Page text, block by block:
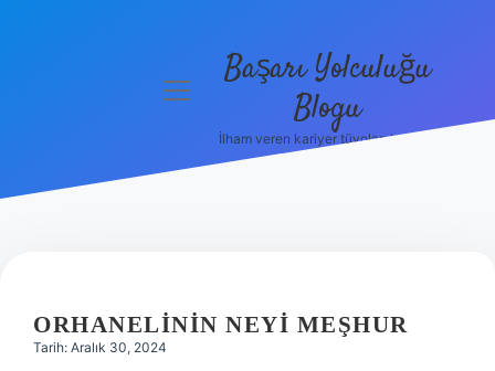
Hakkımızda
menüyüBaşarı Yolculuğu
Blogu
İlham veren kariyer tüyoları burada!
ORHANELININ NEYI MEŞHUR
Tarih: Aralık 30, 2024